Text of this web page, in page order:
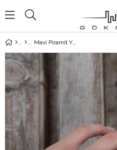
Mavi Piramit Yüzük